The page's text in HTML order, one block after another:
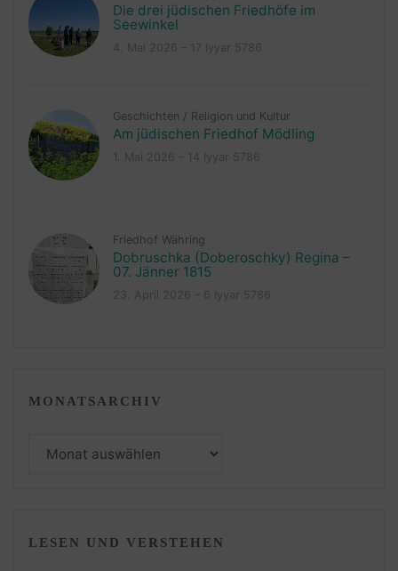
Die drei jüdischen Friedhöfe im
Seewinkel
Geschichten / Religion und Kultur
Am jüdischen Friedhof Mödling
Friedhof Währing
Dobruschka (Doberoschky) Regina –
07. Jänner 1815
MONATSARCHIV
LESEN UND VERSTEHEN